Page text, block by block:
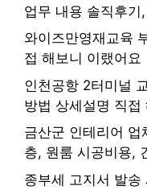
업무 내용 솔직후기
와이즈만영재교육
접 해보니 이랬어요
인천공항 2터미널
방법 상세설명 직접
금산군 인테리어
층, 원룸 시공비용,
종부세 고지서 발